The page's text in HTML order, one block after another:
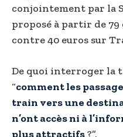
conjointement par la
proposé à partir de 79
contre 40 euros sur
De quoi interroger la
“comment les
train vers une
n’ont accès ni à
plus attractifs?”.